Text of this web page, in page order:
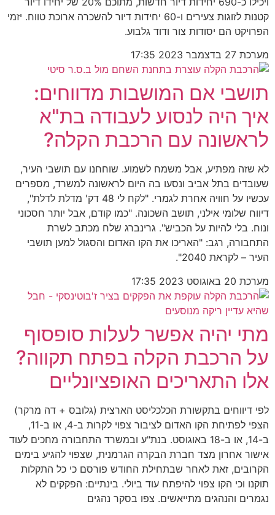
קטנות לזוגות צעירים ו-60 יחידות דיור להשכרה ארוכת טווח. יזמי
הפרויקט הם יסודות צור ודוד גלבוע.
מערכת 27 בדצמבר 2023 17:35
תושבי אם המושבות מדווחים:
איך היה לנסוע לעבודה בת"א
לראשונה עם הרכבת הקלה?
לא שזה מפתיע, אבל משמח לשמוע. שוחחנו עם תושבי העיר,
שעובדים בתל אביב ונסעו בה היום לראשונה למשרד, מספרים
עכשיו על חוויה אחרת לגמרי. "לקח לי 48 דק' מדלת לדלת",
דיווח שלומי אילני, תושב השכונה. "כמו קודם, אבל יותר חסכוני
ונוח. בלי להיות על הכביש". גרינברג שלח מכתב לשרת
התחבורה, רגב: "האריכו את הקו האדום והסגול למען תושבי
העיר – לקראת 2040".
מערכת 20 באוגוסט 2023 17:35
מתי יהיה אפשר לעלות סופסוף
על הרכבת הקלה בפתח תקווה?
אלו התאריכים האופציונליים
לפי דיווחים בתקשורת הכלכליסט הארצית (גלובס + דה מרקר)
הצפי לפתיחת הקו האדום לציבור צפוי לקרות ב-4, או ב-11,
ב-14, או ב-18 באוגוסט. בנת"ע ובמשרד התחבורה מחכים לעוד
אישור אחרון מצד חברת הבקרה הגרמנית, שצפוי להגיע בימים
הקרובים, זאת לאחר שבתחילת החודש פורסם כי כל התקלות
תוקנו וכי הקו צפוי להיפתח עוד ביולי. בינתיים: הפקקים לא
נגמרים והנהגים מתייאשים. צפו בסקר נהגים